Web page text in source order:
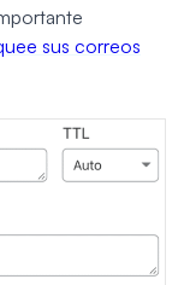
sus correos